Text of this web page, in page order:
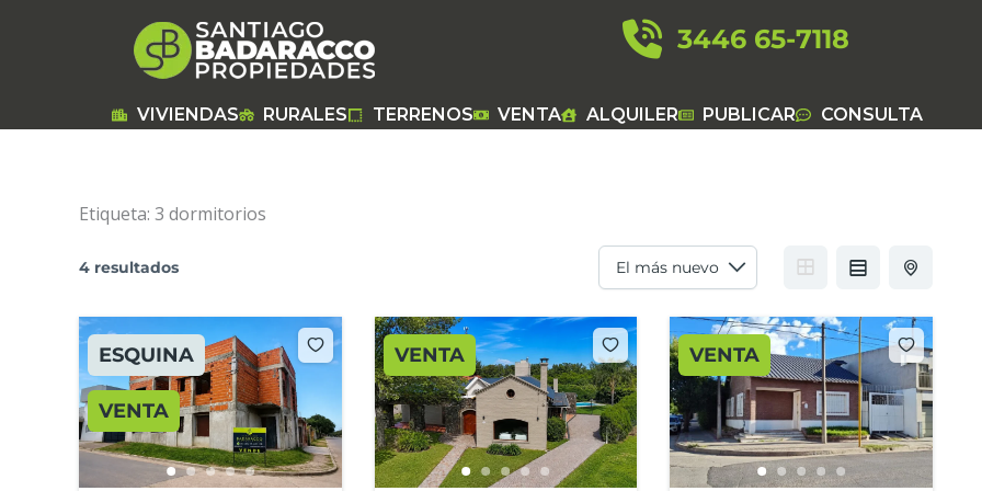
3446 65-7118
VIVIENDAS RURALES TERRENOS VENTA ALQUILER PUBLICAR CONSULTA
Etiqueta: 3 dormitorios
4 resultados
ESQUINA
VENTA
VENTA VENTA